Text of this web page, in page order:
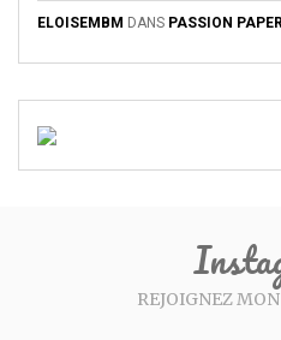
ELOISEMBM DANS PASSION
REJOIGNEZ